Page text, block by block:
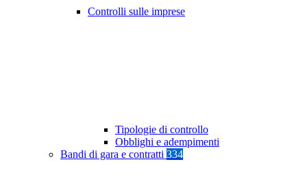
Controlli sulle imprese
Tipologie di controllo
Obblighi e adempimenti
Bandi di gara e contratti 334